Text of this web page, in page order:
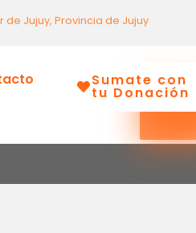
de Jujuy, Provincia de Jujuy
Sumate con
tu Donación